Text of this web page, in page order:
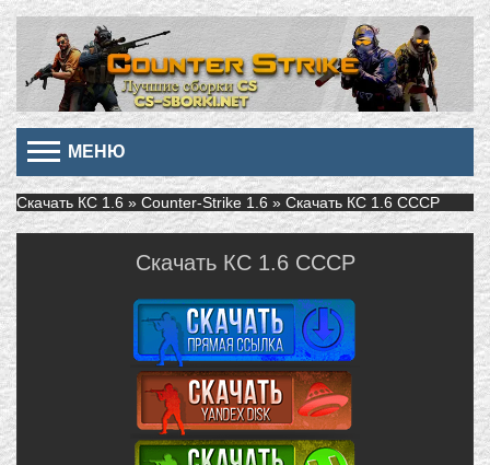
МЕНЮ
Скачать КС 1.6 » Counter-Strike 1.6 » Скачать КС 1.6 СССР
Скачать КС 1.6 СССР